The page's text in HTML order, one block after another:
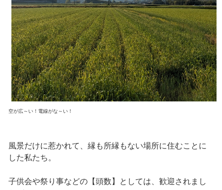
空が広～い！電線がな～い！
風景だけに惹かれて、縁も所縁もない場所に住むことに
した私たち。
子供会や祭り事などの【頭数】としては、歓迎されまし